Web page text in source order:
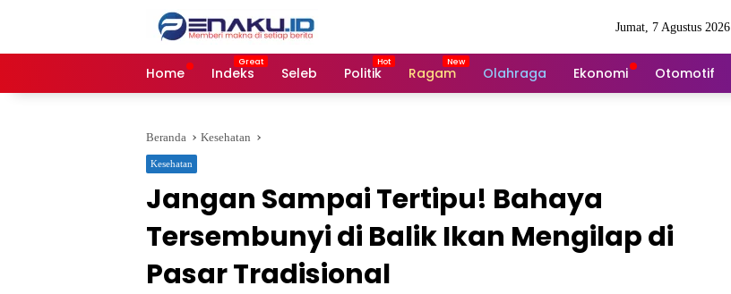
Jumat, 7 Agustus 2026
Home Indeks Seleb Politik Ragam Olahraga Ekonomi Otomotif
Beranda Kesehatan
Kesehatan
Jangan Sampai Tertipu! Bahaya
Tersembunyi di Balik Ikan Mengilap di
Pasar Tradisional